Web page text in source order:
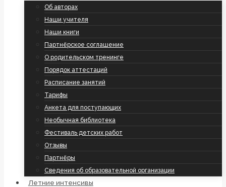
Об авторах
Наши учителя
Наши книги
Партнёрское соглашение
О родительском тренинге
Порядок аттестаций
Расписание занятий
Тарифы
Анкета для поступающих
Необычная библиотека
Фестиваль детских работ
Отзывы
Партнёры
Сведения об образовательной организации
Летние интенсивы